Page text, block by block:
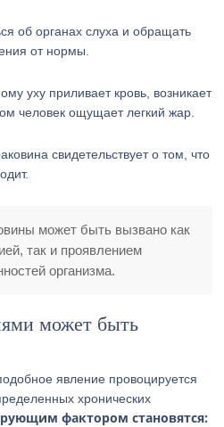
об органах слуха и обращать
от нормы.
уху приливает кровь, возникает
человек ощущает легкий жар.
свидетельствует о том, что
может быть вызвано как
так и проявлением
организма.
может быть
явление провоцируется
хронических
фактором становятся: